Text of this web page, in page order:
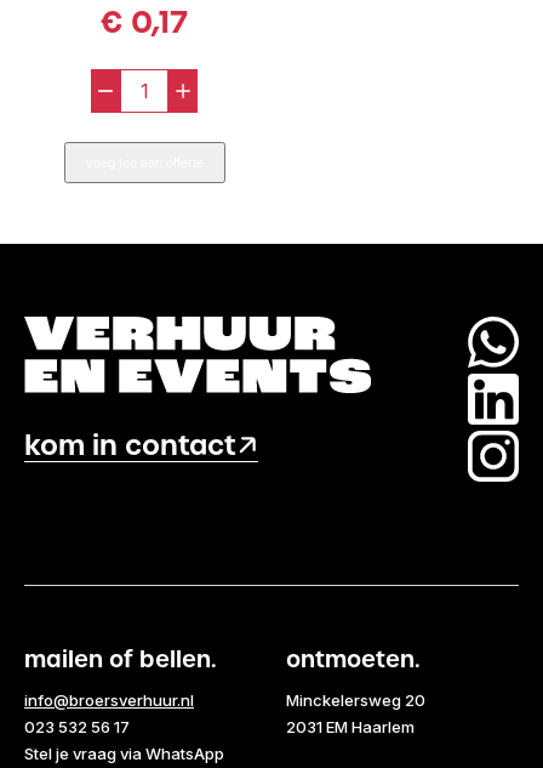
€ 0,17
-
Eierdopje
RVS
aantal
+
kom in contact
mailen of bellen.
info@broersverhuur.nl
023 532 56 17
Stel je vraag via WhatsApp
ontmoeten.
Minckelersweg 20
2031 EM Haarlem